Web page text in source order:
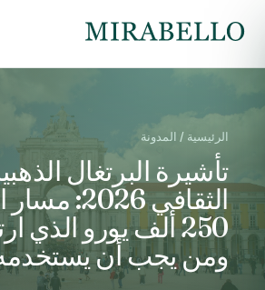
الرئيسية / المدونة
تأشيرة البرتغال
الثقافي 2026:
ومن يجب أن